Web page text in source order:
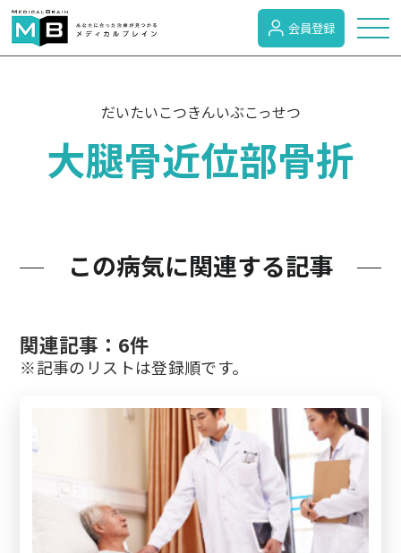
症状検索
がん
出産・子ども
会員登録
だいたいこつきんいぶこっせつ
大腿骨近位部骨折
この病気に関連する記事
関連記事：6件
※記事のリストは登録順です。